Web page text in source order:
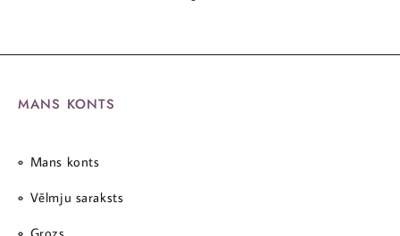
MANS KONTS
Mans konts
Vēlmju saraksts